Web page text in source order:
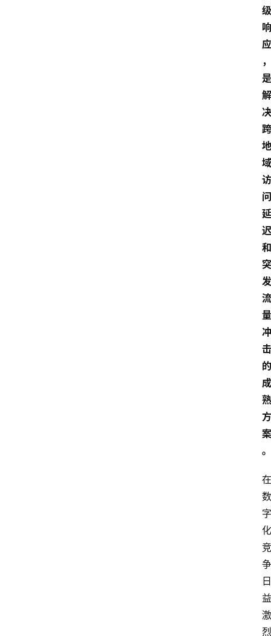
级
响
应
，
是
解
决
跨
地
域
访
问
延
迟
和
突
发
流
量
冲
击
的
成
熟
方
案
。
在
数
字
化
竞
争
日
益
激
烈